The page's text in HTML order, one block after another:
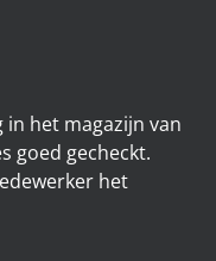
in het magazijn van
goed gecheckt.
het